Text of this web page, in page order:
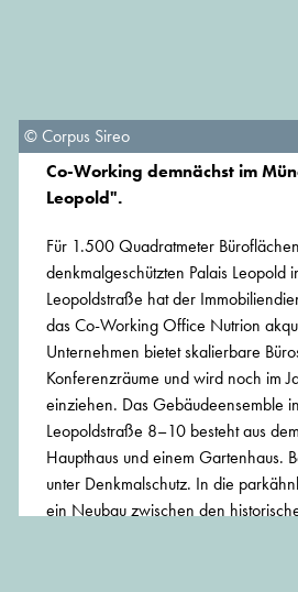
© Corpus Sireo
Co-Working demnächst im
Leopold".
Für 1.500 Quadratmeter
denkmalgeschützten Palais Leopold
Leopoldstraße hat der
das Co-Working Office Nutrion
Unternehmen bietet skalierbare
Konferenzräume und wird noch im
einziehen. Das Gebäudeensemble
Leopoldstraße 8–10 besteht aus
Haupthaus und einem Gartenhaus.
unter Denkmalschutz. In die
ein Neubau zwischen den